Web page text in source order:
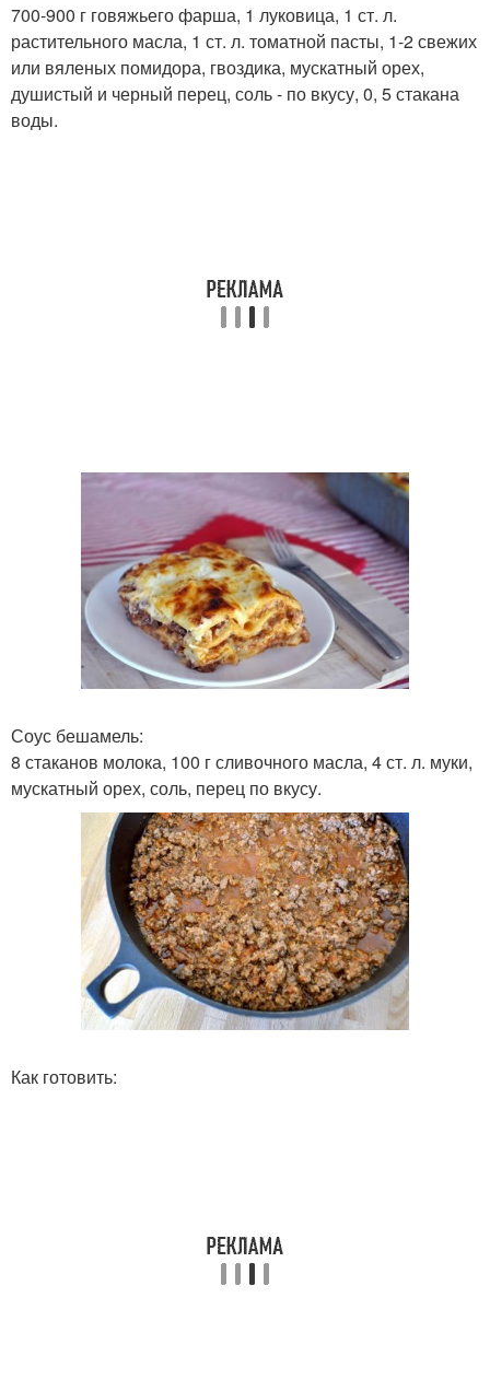
700-900 г говяжьего фарша, 1 луковица, 1 ст. л.
растительного масла, 1 ст. л. томатной пасты, 1-2 свежих
или вяленых помидора, гвоздика, мускатный орех,
душистый и черный перец, соль - по вкусу, 0, 5 стакана
воды.
Соус бешамель:
8 стаканов молока, 100 г сливочного масла, 4 ст. л. муки,
мускатный орех, соль, перец по вкусу.
Как готовить: